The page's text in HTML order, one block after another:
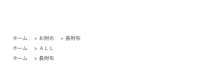
ホーム > お財布 > 長財布
ホーム
> ＡＬＬ
ホーム
> 長財布